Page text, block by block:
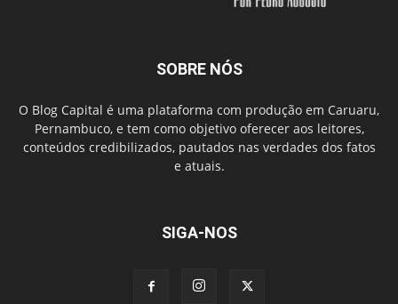
SOBRE NÓS
O Blog Capital é uma plataforma com produção em Caruaru,
Pernambuco, e tem como objetivo oferecer aos leitores,
conteúdos credibilizados, pautados nas verdades dos fatos
e atuais.
SIGA-NOS